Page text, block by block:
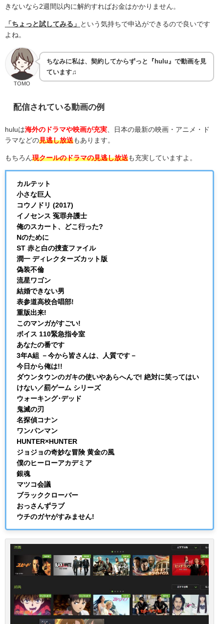
きないなら2週間以内に解約すればお金はかかりません。
「ちょっと試してみる」
という気持ちで申込ができるので良いです
よね。
TOMO
ちなみに私は、契約してからずっと『hulu』で動画を見
ています♫
配信されている動画の例
huluは海外のドラマや映画が充実 、日本の最新の映画・アニメ・ド
ラマなどの見逃し放送もあります。
もちろん現クールのドラマの見逃し放送も充実していますよ。
カルテット
小さな巨人
コウノドリ (2017)
イノセンス 冤罪弁護士
俺のスカート、どこ行った?
Nのために
ST 赤と白の捜査ファイル
潤一 ディレクターズカット版
偽装不倫
流星ワゴン
結婚できない男
表参道高校合唱部!
重版出来!
このマンガがすごい!
ボイス 110緊急指令室
あなたの番です
3年A組 －今から皆さんは、人質です－
今日から俺は!!
ダウンタウンのガキの使いやあらへんで! 絶対に笑ってはい
けない／罰ゲーム シリーズ
ウォーキング･デッド
鬼滅の刃
名探偵コナン
ワンパンマン
HUNTER×HUNTER
ジョジョの奇妙な冒険 黄金の風
僕のヒーローアカデミア
銀魂
マツコ会議
ブラッククローバー
おっさんずラブ
ウチのガヤがすみません!